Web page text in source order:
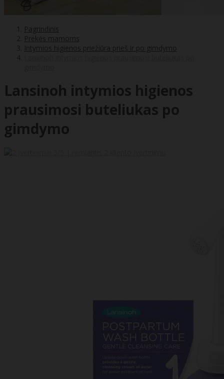
Pagrindinis
Prekės mamoms
Intymios higienos priežiūra prieš ir po gimdymo
Lansinoh intymios higienos
prausimosi buteliukas po
gimdymo